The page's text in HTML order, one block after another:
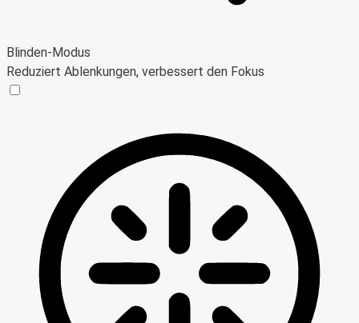
Blinden-Modus
Reduziert Ablenkungen, verbessert den Fokus